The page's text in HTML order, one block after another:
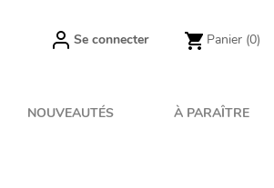
Se connecter Panier (0)
NOUVEAUTÉS À PARAÎTRE